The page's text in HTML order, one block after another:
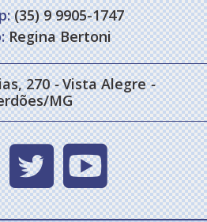
(35) 9 9905-1747
Regina Bertoni
270- Vista Alegre-
MG